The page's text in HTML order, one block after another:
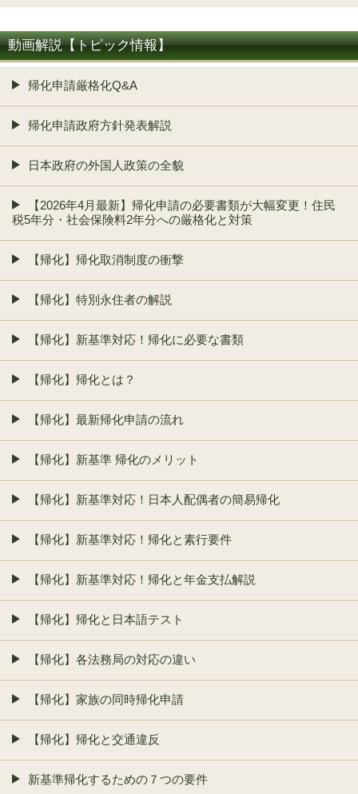
動画解説【トピック情報】
帰化申請厳格化Q&A
帰化申請政府方針発表解説
日本政府の外国人政策の全貌
【2026年4月最新】帰化申請の必要書類が大幅変更！住民
税5年分・社会保険料2年分への厳格化と対策
【帰化】帰化取消制度の衝撃
【帰化】特別永住者の解説
【帰化】新基準対応！帰化に必要な書類
【帰化】帰化とは？
【帰化】最新帰化申請の流れ
【帰化】新基準 帰化のメリット
【帰化】新基準対応！日本人配偶者の簡易帰化
【帰化】新基準対応！帰化と素行要件
【帰化】新基準対応！帰化と年金支払解説
【帰化】帰化と日本語テスト
【帰化】各法務局の対応の違い
【帰化】家族の同時帰化申請
【帰化】帰化と交通違反
新基準帰化するための７つの要件